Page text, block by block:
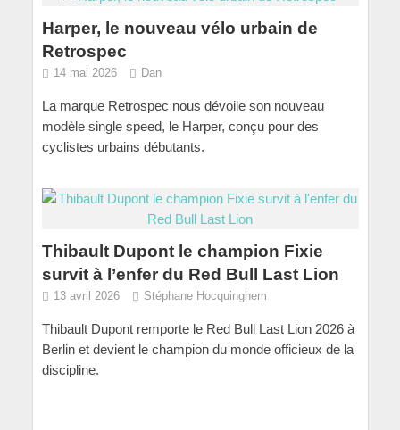
Harper, le nouveau vélo urbain de
Retrospec
14 mai 2026 Dan
La marque Retrospec nous dévoile son nouveau
modèle single speed, le Harper, conçu pour des
cyclistes urbains débutants.
Thibault Dupont le champion Fixie
survit à l’enfer du Red Bull Last Lion
13 avril 2026 Stéphane Hocquinghem
Thibault Dupont remporte le Red Bull Last Lion 2026 à
Berlin et devient le champion du monde officieux de la
discipline.